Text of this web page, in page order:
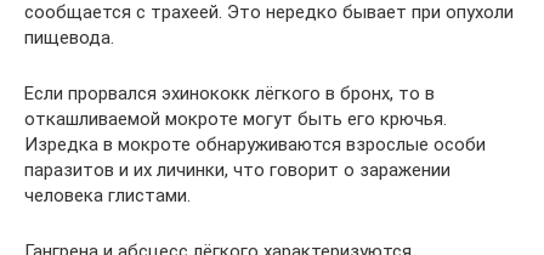
сообщается с трахеей. Это нередко бывает при опухоли
пищевода.
Если прорвался эхинококк лёгкого в бронх, то в
откашливаемой мокроте могут быть его крючья.
Изредка в мокроте обнаруживаются взрослые особи
паразитов и их личинки, что говорит о заражении
человека глистами.